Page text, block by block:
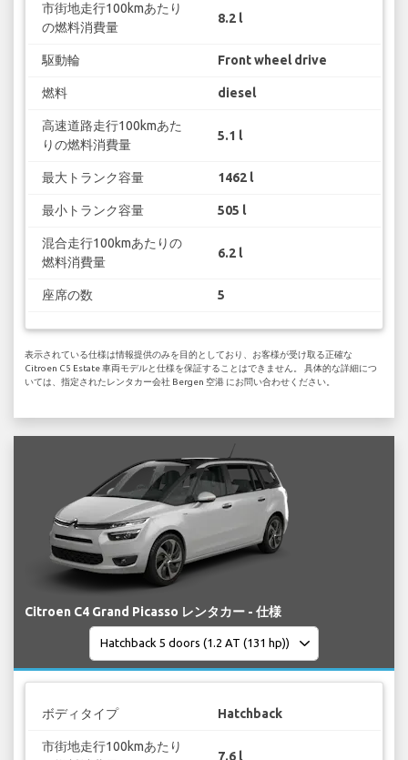
市街地走行100kmあたり
の燃料消費量
8.2 l
駆動輪 Front wheel drive
燃料 diesel
高速道路走行100kmあた
りの燃料消費量
5.1 l
最大トランク容量 1462 l
最小トランク容量 505 l
混合走行100kmあたりの
燃料消費量
6.2 l
座席の数 5
表示されている仕様は情報提供のみを目的としており、お客様が受け取る正確な
Citroen C5 Estate 車両モデルと仕様を保証することはできません。 具体的な詳細につ
いては、指定されたレンタカー会社 Bergen 空港 にお問い合わせください。
Citroen C4 Grand Picasso レンタカー - 仕様
ボディタイプ Hatchback
市街地走行100kmあたり
7.6 l